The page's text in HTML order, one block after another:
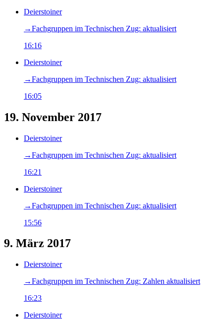
Deierstoiner
→‎Fachgruppen im Technischen Zug: aktualisiert
16:16
Deierstoiner
→‎Fachgruppen im Technischen Zug: aktualisiert
16:05
19. November 2017
Deierstoiner
→‎Fachgruppen im Technischen Zug: aktualisiert
16:21
Deierstoiner
→‎Fachgruppen im Technischen Zug: aktualisiert
15:56
9. März 2017
Deierstoiner
→‎Fachgruppen im Technischen Zug: Zahlen aktualisiert
16:23
Deierstoiner